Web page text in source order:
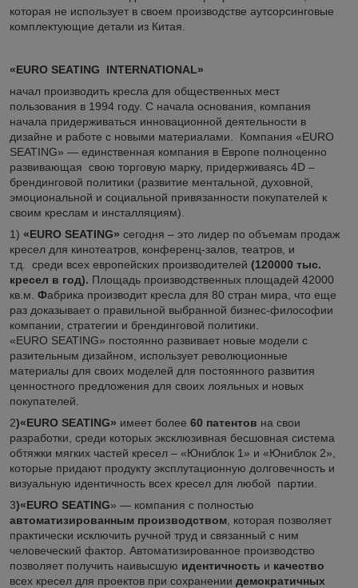
которая не использует в своем производстве аутсорсинговые
комплектующие детали из Китая.
«EURO SEATING INTERNATIONAL»
начал производить кресла для общественных мест
пользования в 1994 году. С начала основания, компания
начала придерживаться инновационной деятельности в
дизайне и работе с новыми материалами. Компания «EURO
SEATING» ― единственная компания в Европе полноценно
развивающая свою торговую марку, придерживаясь 4D –
брендинговой политики (развитие ментальной, духовной,
эмоциональной и социальной привязанности покупателей к
своим креслам и инсталляциям).
1) «EURO SEATING» сегодня – это лидер по объемам продаж
кресел для кинотеатров, конференц-залов, театров, и
т.д. среди всех европейских производителей (120000 тыс.
кресел в год). Площадь производственных площадей 42000
кв.м. Фабрика производит кресла для 80 стран мира, что еще
раз доказывает о правильной выбранной бизнес-философии
компании, стратегии и брендинговой политики.
«EURO SEATING» постоянно развивает новые модели с
разительным дизайном, использует революционные
материалы для своих моделей для постоянного развития
ценностного предложения для своих лояльных и новых
покупателей.
2)«EURO SEATING» имеет более 60 патентов на свои
разработки, среди которых эксклюзивная бесшовная система
обтяжки мягких частей кресел – «Юниблок 1» и «Юниблок 2»,
которые придают продукту эксплутационную долговечность и
визуальную идентичность всех кресел для любой партии.
3)«EURO SEATING» ― компания с полностью
автоматизированным производством , которая позволяет
практически исключить ручной труд и связанный с ним
человеческий фактор. Автоматизированное производство
позволяет получить наивысшую идентичность и качество
всех кресел для проектов при сохранении демократичных